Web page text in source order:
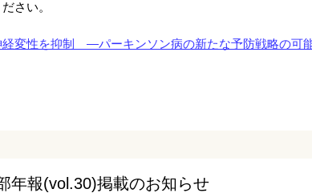
さい。
経変性を抑制 ―パーキンソン病の新たな予防戦略の可
年報(vol.30)掲載のお知らせ